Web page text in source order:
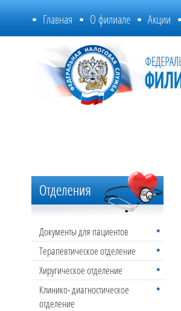
Главная О филиале Акции
Документы для пациентов
Терапевтическое отделение
Хиругическое отделение
Клинико- диагностическое
отделение